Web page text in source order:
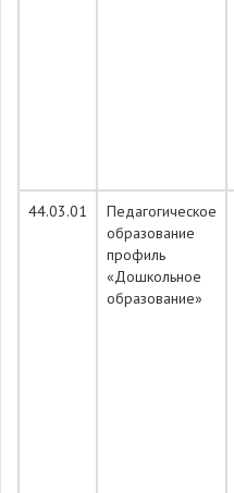
44.03.01
Педагогическое
образование
профиль
«Дошкольное
образование»